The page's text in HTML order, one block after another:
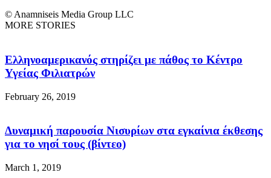
© Anamniseis Media Group LLC
MORE STORIES
Ελληνοαμερικανός στηρίζει με πάθος το Κέντρο
Υγείας Φιλιατρών
February 26, 2019
Δυναμική παρουσία Νισυρίων στα εγκαίνια έκθεσης
για το νησί τους (βίντεο)
March 1, 2019